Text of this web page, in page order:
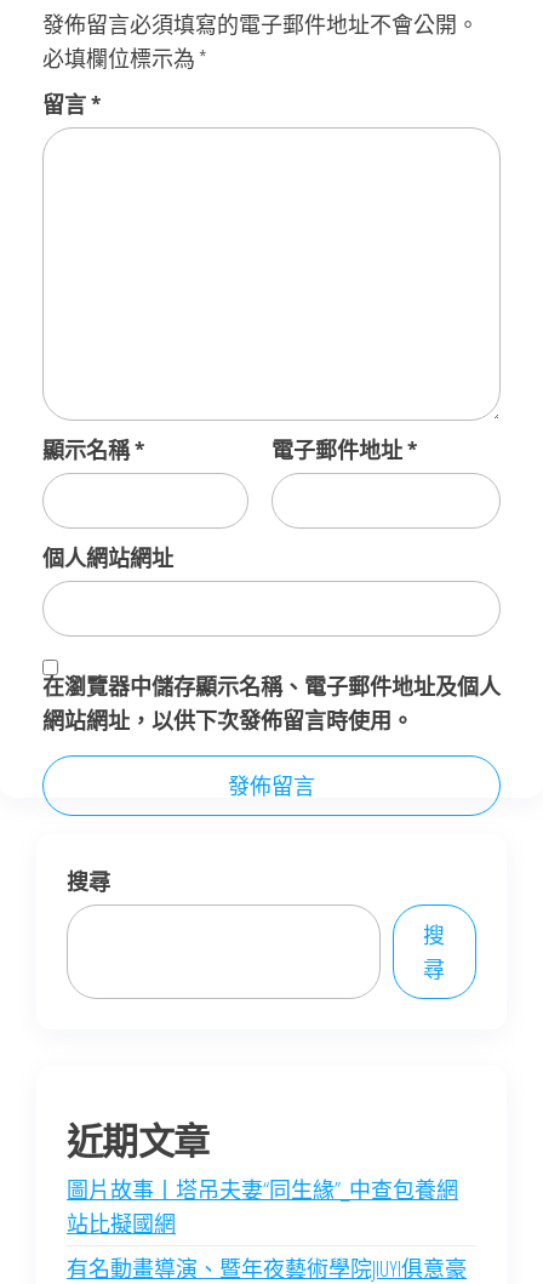
發佈留言必須填寫的電子郵件地址不會公開。
必填欄位標示為 *
留言*
顯示名稱* 電子郵件地址*
個人網站網址
在瀏覽器中儲存顯示名稱、電子郵件地址及個人
網站網址，以供下次發佈留言時使用。
搜尋
搜
尋
近期文章
圖片故事丨塔吊夫妻“同生緣”_中查包養網
站比擬國網
有名動畫導演、暨年夜藝術學院JIUYI俱意豪